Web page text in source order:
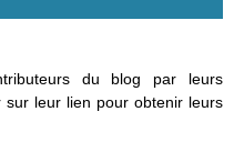
du blog par leurs
sur leur lien pour obtenir leurs